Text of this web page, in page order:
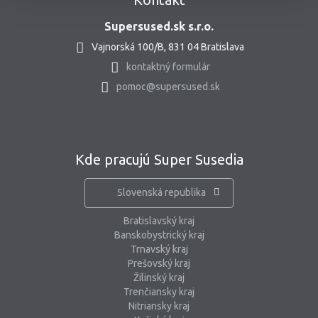
Supersused.sk s.r.o.
Vajnorská 100/B, 831 04 Bratislava
kontaktný formulár
pomoc@supersused.sk
Kde pracujú Super Susedia
Slovenská republika
Bratislavský kraj
Banskobystrický kraj
Trnavský kraj
Prešovský kraj
Žilinský kraj
Trenčiansky kraj
Nitriansky kraj